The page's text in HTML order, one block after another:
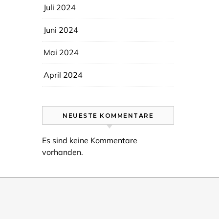
Juli 2024
Juni 2024
Mai 2024
April 2024
NEUESTE KOMMENTARE
Es sind keine Kommentare
vorhanden.